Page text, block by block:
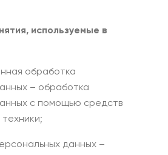
используемые в
обработка
– обработка
с помощью средств
данных –